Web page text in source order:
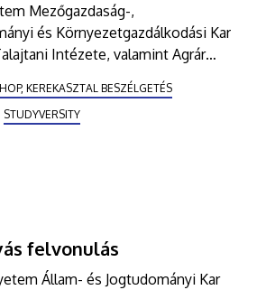
Mezőgazdaság-,
és Környezetgazdálkodási Kar
Intézete, valamint Agrár
csatlakozott a Magyar Talajtani
a talpad alatt” címmel
a talajdegradáció
a földrész és a bolygó
problémákra.
KEREKASZTAL BESZÉLGETÉS
STUDYVERSITY
felvonulás
Állam- és Jogtudományi Kar